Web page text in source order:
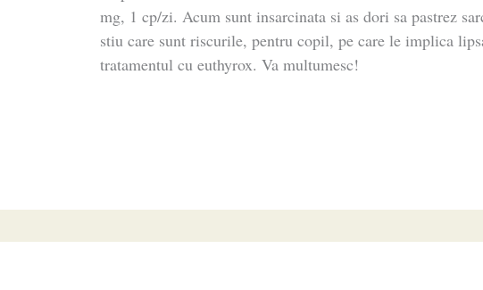
mg, 1 cp/zi. Acum sunt insarcinata si as dori sa pastrez
stiu care sunt riscurile, pentru copil, pe care le implica
tratamentul cu euthyrox. Va multumesc!